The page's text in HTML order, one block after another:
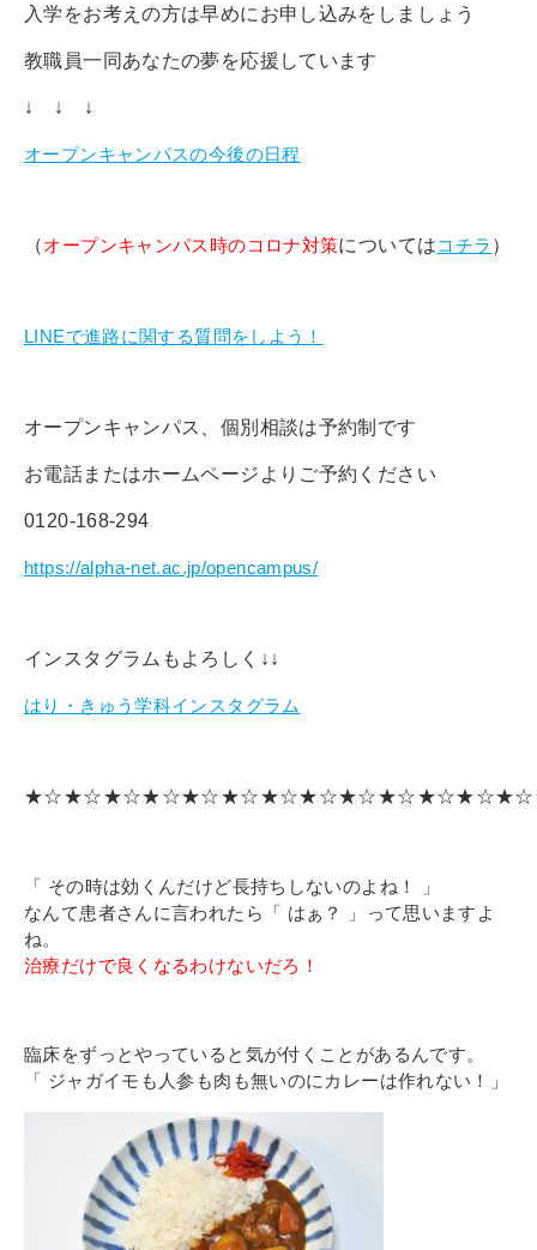
入学をお考えの方は早めにお申し込みをしましょう
教職員一同あなたの夢を応援しています
↓ ↓ ↓
オープンキャンパスの今後の日程
（オープンキャンパス時のコロナ対策についてはコチラ ）
LINEで進路に関する質問をしよう！
オープンキャンパス、個別相談は予約制です
お電話またはホームページよりご予約ください
0120-168-294
https://alpha-net.ac.jp/opencampus/
インスタグラムもよろしく↓↓
はり・きゅう学科インスタグラム
「 その時は効くんだけど長持ちしないのよね！ 」
なんて患者さんに言われたら「 はぁ？ 」って思いますよ
ね。
治療だけで良くなるわけないだろ！
臨床をずっとやっていると気が付くことがあるんです。
「 ジャガイモも人参も肉も無いのにカレーは作れない！」